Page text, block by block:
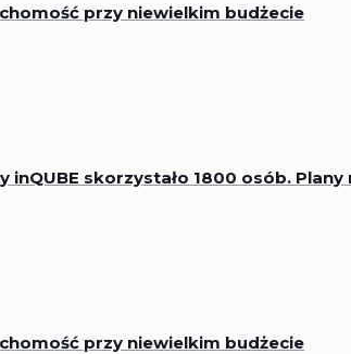
przy niewielkim budżecie
inQUBE skorzystało 1800 osób. Plany
przy niewielkim budżecie